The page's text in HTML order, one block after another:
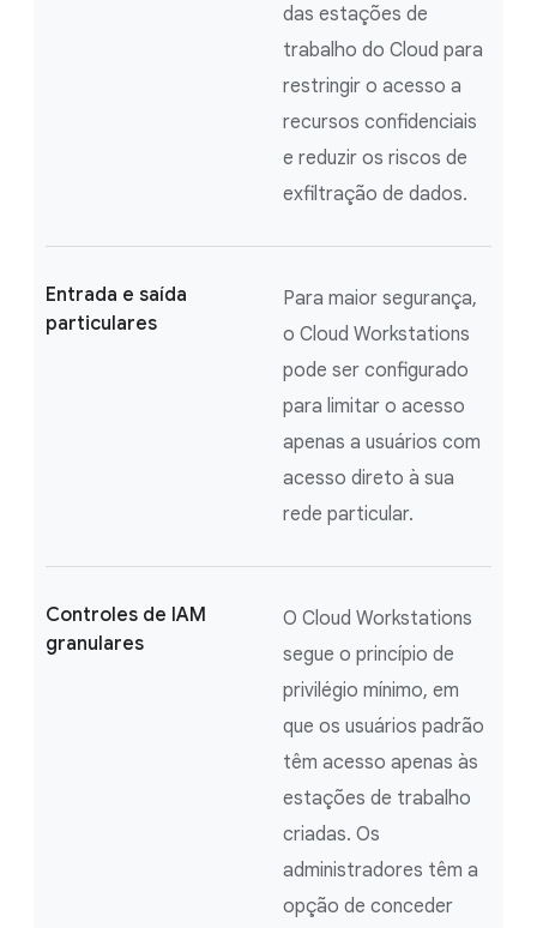
das estações de
trabalho do Cloud para
restringir o acesso a
recursos confidenciais
e reduzir os riscos de
exfiltração de dados.
Entrada e saída
particulares
Para maior segurança,
o Cloud Workstations
pode ser configurado
para limitar o acesso
apenas a usuários com
acesso direto à sua
rede particular.
Controles de IAM
granulares
O Cloud Workstations
segue o princípio de
privilégio mínimo, em
que os usuários padrão
têm acesso apenas às
estações de trabalho
criadas. Os
administradores têm a
opção de conceder